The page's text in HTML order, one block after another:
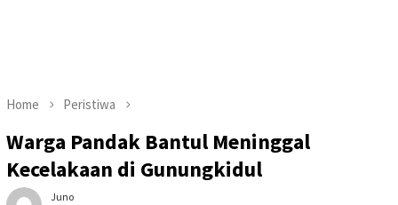
Home Peristiwa
Warga Pandak Bantul Meninggal
Kecelakaan di Gunungkidul
Juno